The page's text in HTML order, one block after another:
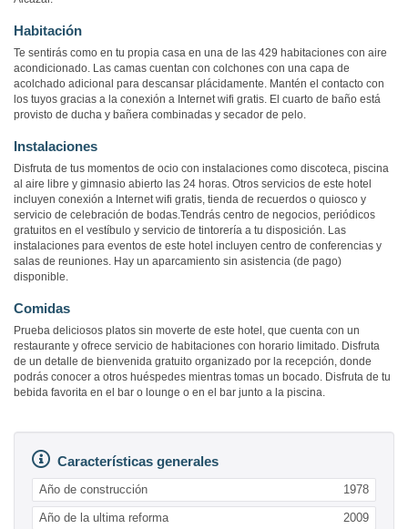
Habitación
Te sentirás como en tu propia casa en una de las 429 habitaciones con aire
acondicionado. Las camas cuentan con colchones con una capa de
acolchado adicional para descansar plácidamente. Mantén el contacto con
los tuyos gracias a la conexión a Internet wifi gratis. El cuarto de baño está
provisto de ducha y bañera combinadas y secador de pelo.
Instalaciones
Disfruta de tus momentos de ocio con instalaciones como discoteca, piscina
al aire libre y gimnasio abierto las 24 horas. Otros servicios de este hotel
incluyen conexión a Internet wifi gratis, tienda de recuerdos o quiosco y
servicio de celebración de bodas.Tendrás centro de negocios, periódicos
gratuitos en el vestíbulo y servicio de tintorería a tu disposición. Las
instalaciones para eventos de este hotel incluyen centro de conferencias y
salas de reuniones. Hay un aparcamiento sin asistencia (de pago)
disponible.
Comidas
Prueba deliciosos platos sin moverte de este hotel, que cuenta con un
restaurante y ofrece servicio de habitaciones con horario limitado. Disfruta
de un detalle de bienvenida gratuito organizado por la recepción, donde
podrás conocer a otros huéspedes mientras tomas un bocado. Disfruta de tu
bebida favorita en el bar o lounge o en el bar junto a la piscina.
Características generales
Año de construcción 1978
Año de la ultima reforma 2009